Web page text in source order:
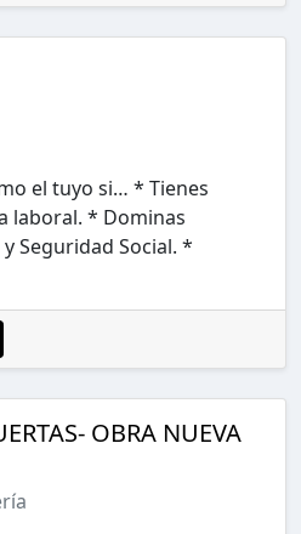
el tuyo si… * Tienes
laboral. * Dominas
Seguridad Social. *
OBRA NUEVA